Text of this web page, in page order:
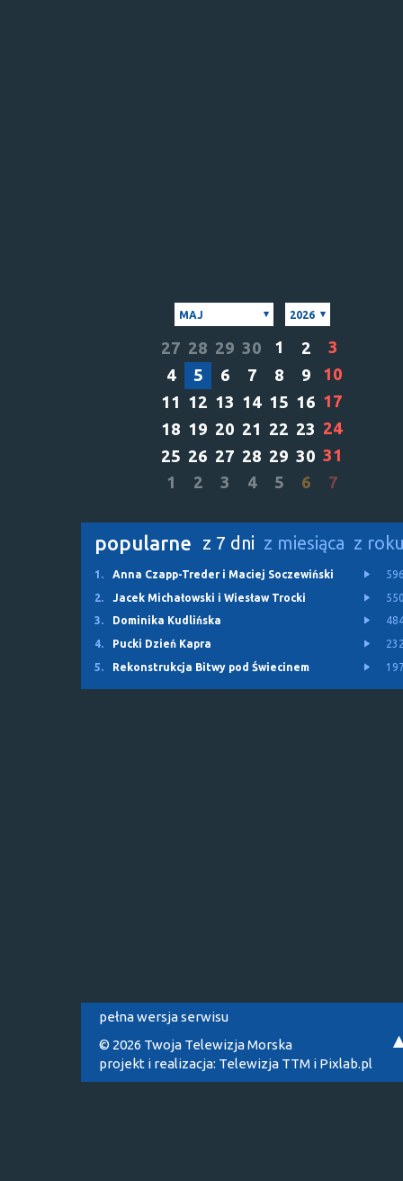
MAJ 2026
27 28 29 30 1 2
3
4
5 6 7 8 9
10
11 12 13 14 15 16 17
18 19 20 21 22 23 24
25 26 27 28 29 30 31
1
2 3 4 5 6 7
popularne z 7 dni z miesiąca z
1. Anna Czapp-Treder i Maciej Soczewiński
2.
Jacek Michałowski i Wiesław Trocki
3.
Dominika Kudlińska
4.
Pucki Dzień Kapra
5.
Rekonstrukcja Bitwy pod Świecinem
pełna wersja serwisu
© 2026 Twoja Telewizja Morska
projekt i realizacja: Telewizja TTM i Pixlab.pl